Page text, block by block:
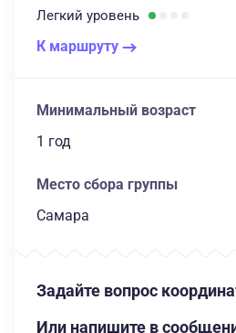
Легкий уровень
К маршруту
Минимальный возраст
1 год
Место сбора группы
Самара
Задайте вопрос
Или напишите в